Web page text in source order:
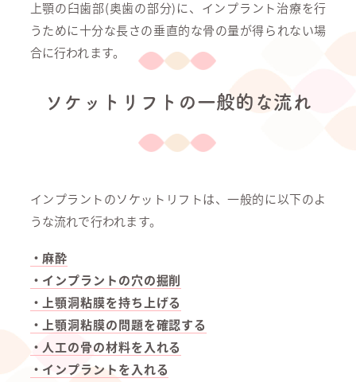
上顎の臼歯部(奥歯の部分)に、インプラント治療を行
うために十分な長さの垂直的な骨の量が得られない場
合に行われます。
ソケットリフトの一般的な流れ
インプラントのソケットリフトは、一般的に以下のよ
うな流れで行われます。
・麻酔
・インプラントの穴の掘削
・上顎洞粘膜を持ち上げる
・上顎洞粘膜の問題を確認する
・人工の骨の材料を入れる
・インプラントを入れる